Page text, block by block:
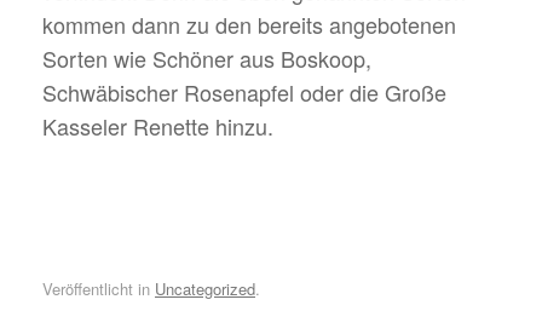
kommen dann zu den bereits angebotenen
Sorten wie Schöner aus Boskoop,
Schwäbischer Rosenapfel oder die Große
Kasseler Renette hinzu.
Veröffentlicht in Uncategorized.